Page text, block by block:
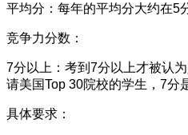
平均分：每年的平均分大约在5
竞争力分数：
7分以上：考到7分以上才被认
请美国Top 30院校的学生，7分
具体要求：